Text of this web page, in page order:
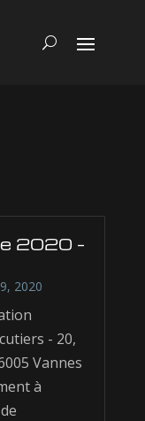
2020 –
, 2020
- 20,
Vannes
à